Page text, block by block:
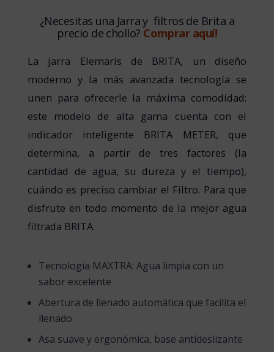
¿Necesitas una Jarra y filtros de Brita a
precio de chollo? Comprar aquí!
La jarra Elemaris de BRITA, un diseño
moderno y la más avanzada tecnología se
unen para ofrecerle la máxima comodidad:
este modelo de alta gama cuenta con el
indicador inteligente BRITA METER, que
determina, a partir de tres factores (la
cantidad de agua, su dureza y el tiempo),
cuándo es preciso cambiar el Filtro. Para que
disfrute en todo momento de la mejor agua
filtrada BRITA.
Tecnología MAXTRA: Agua limpia con un
sabor excelente
Abertura de llenado automática que facilita el
llenado
Asa suave y ergonómica, base antideslizante